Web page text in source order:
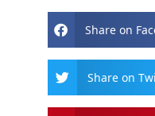
Share on
Share on